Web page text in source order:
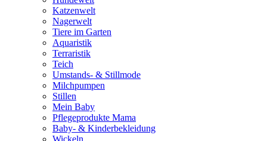
Katzenwelt
Nagerwelt
Tiere im Garten
Aquaristik
Terraristik
Teich
Umstands- & Stillmode
Milchpumpen
Stillen
Mein Baby
Pflegeprodukte Mama
Baby- & Kinderbekleidung
Wickeln